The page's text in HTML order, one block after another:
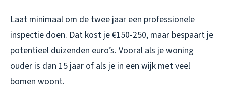
Laat minimaal om de twee jaar een professionele
inspectie doen. Dat kost je €150-250, maar bespaart je
potentieel duizenden euro’s. Vooral als je woning
ouder is dan 15 jaar of als je in een wijk met veel
bomen woont.